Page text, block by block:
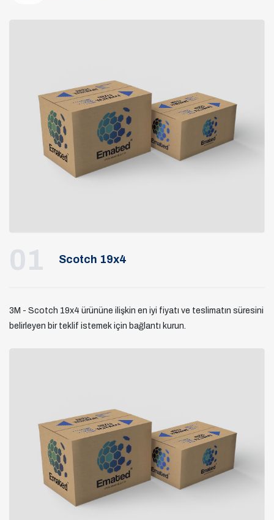
01 Scotch 19x4
3M - Scotch 19x4 ürününe ilişkin en iyi fiyatı ve teslimatın süresini
belirleyen bir teklif istemek için bağlantı kurun.